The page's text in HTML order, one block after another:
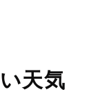
天気